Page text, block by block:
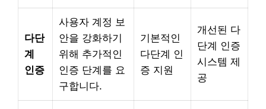
다단
계
인증
사용자 계정 보
안을 강화하기
위해 추가적인
인증 단계를 요
구합니다.
기본적인
다단계 인
증 지원
개선된 다
단계 인증
시스템 제
공